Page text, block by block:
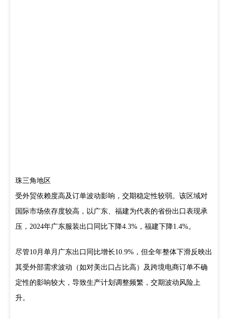
珠三角地区
受外贸依赖度高及订单波动影响，交期稳定性较弱。该区域对
国际市场依存度较高，以广东、福建为代表的省份出口表现承
压，2024年广东服装出口同比下降4.3%，福建下降1.4%。
尽管10月单月广东出口同比增长10.9%，但全年整体下滑反映出
其受外部需求波动（如对美出口占比高）及跨境电商订单不确
定性的影响较大，导致生产计划调整频繁，交期波动风险上
升。